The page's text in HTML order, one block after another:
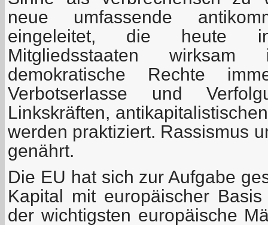
neue umfassende
eingeleitet, die heute
Mitgliedsstaaten
demokratische Rechte
Verbotserlasse und
Linkskräften,
werden praktiziert. Rassismus
genährt.
Die EU hat sich zur Aufgabe
Kapital mit europäischer
der wichtigsten europäische